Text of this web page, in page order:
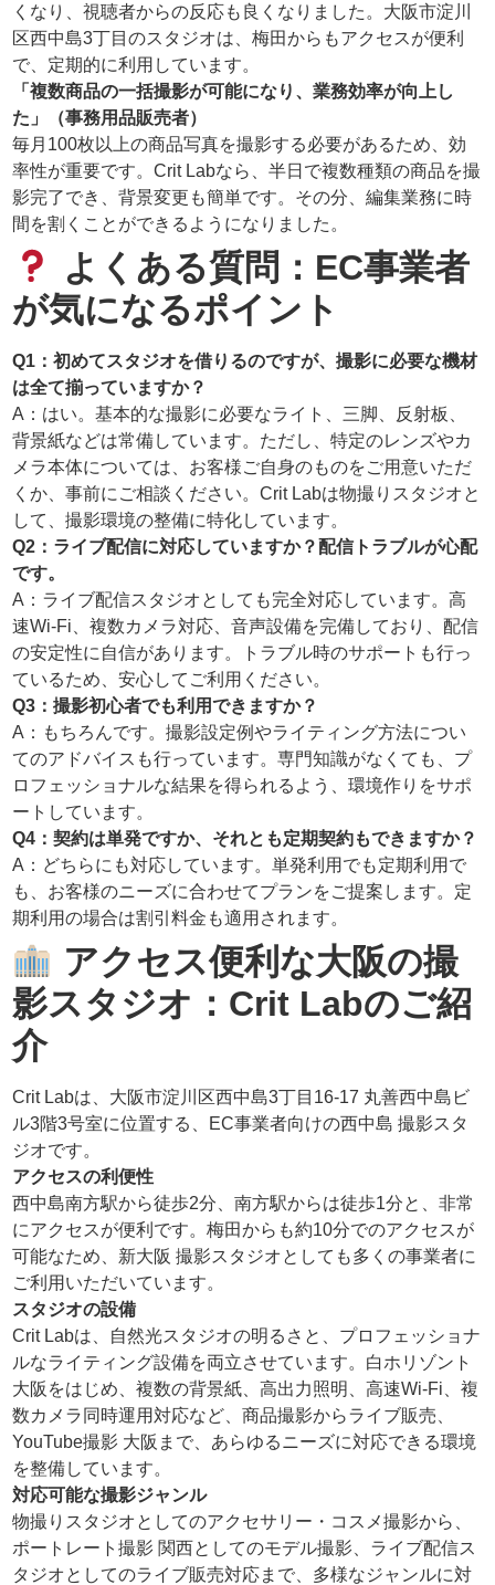
くなり、視聴者からの反応も良くなりました。大阪市淀川
区西中島3丁目のスタジオは、梅田からもアクセスが便利
で、定期的に利用しています。
「複数商品の一括撮影が可能になり、業務効率が向上し
た」（事務用品販売者）
毎月100枚以上の商品写真を撮影する必要があるため、効
率性が重要です。Crit Labなら、半日で複数種類の商品を撮
影完了でき、背景変更も簡単です。その分、編集業務に時
間を割くことができるようになりました。
よくある質問：EC事業者
が気になるポイント
Q1：初めてスタジオを借りるのですが、撮影に必要な機材
は全て揃っていますか？
A：はい。基本的な撮影に必要なライト、三脚、反射板、
背景紙などは常備しています。ただし、特定のレンズやカ
メラ本体については、お客様ご自身のものをご用意いただ
くか、事前にご相談ください。Crit Labは物撮りスタジオと
して、撮影環境の整備に特化しています。
Q2：ライブ配信に対応していますか？配信トラブルが心配
です。
A：ライブ配信スタジオとしても完全対応しています。高
速Wi-Fi、複数カメラ対応、音声設備を完備しており、配信
の安定性に自信があります。トラブル時のサポートも行っ
ているため、安心してご利用ください。
Q3：撮影初心者でも利用できますか？
A：もちろんです。撮影設定例やライティング方法につい
てのアドバイスも行っています。専門知識がなくても、プ
ロフェッショナルな結果を得られるよう、環境作りをサポ
ートしています。
Q4：契約は単発ですか、それとも定期契約もできますか？
A：どちらにも対応しています。単発利用でも定期利用で
も、お客様のニーズに合わせてプランをご提案します。定
期利用の場合は割引料金も適用されます。
アクセス便利な大阪の撮
影スタジオ：Crit Labのご紹
介
Crit Labは、大阪市淀川区西中島3丁目16-17 丸善西中島ビ
ル3階3号室に位置する、EC事業者向けの西中島 撮影スタ
ジオです。
アクセスの利便性
西中島南方駅から徒歩2分、南方駅からは徒歩1分と、非常
にアクセスが便利です。梅田からも約10分でのアクセスが
可能なため、新大阪 撮影スタジオとしても多くの事業者に
ご利用いただいています。
スタジオの設備
Crit Labは、自然光スタジオの明るさと、プロフェッショナ
ルなライティング設備を両立させています。白ホリゾント
大阪をはじめ、複数の背景紙、高出力照明、高速Wi-Fi、複
数カメラ同時運用対応など、商品撮影からライブ販売、
YouTube撮影 大阪まで、あらゆるニーズに対応できる環境
を整備しています。
対応可能な撮影ジャンル
物撮りスタジオとしてのアクセサリー・コスメ撮影から、
ポートレート撮影 関西としてのモデル撮影、ライブ配信ス
タジオとしてのライブ販売対応まで、多様なジャンルに対